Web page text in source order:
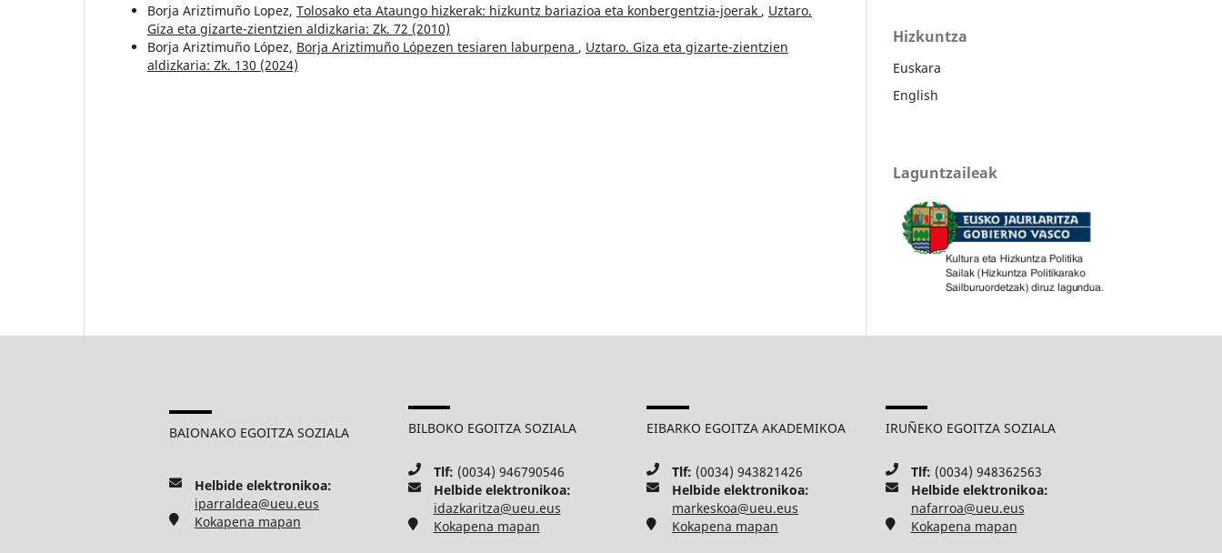
Borja Ariztimuño Lopez, Tolosako eta Ataungo hizkerak: hizkuntz bariazioa eta konbergentzia-joerak , Uztaro.
Giza eta gizarte-zientzien aldizkaria: Zk. 72 (2010)
Borja Ariztimuño López, Borja Ariztimuño Lópezen tesiaren laburpena , Uztaro. Giza eta gizarte-zientzien
aldizkaria: Zk. 130 (2024)
Hizkuntza
Euskara
English
Laguntzaileak
BAIONAKO EGOITZA SOZIALA
Helbide elektronikoa:
iparraldea@ueu.eus
Kokapena mapan
BILBOKO EGOITZA SOZIALA
Tlf: (0034) 946790546
Helbide elektronikoa:
idazkaritza@ueu.eus
Kokapena mapan
EIBARKO EGOITZA AKADEMIKOA
Tlf: (0034) 943821426
Helbide elektronikoa:
markeskoa@ueu.eus
Kokapena mapan
IRUÑEKO EGOITZA SOZIALA
Tlf: (0034) 948362563
Helbide elektronikoa:
nafarroa@ueu.eus
Kokapena mapan